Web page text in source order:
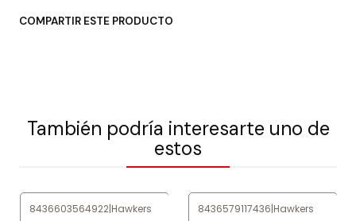
COMPARTIR ESTE PRODUCTO
También podría interesarte uno de
estos
8436603564922|Hawkers 8436579117436|Hawkers